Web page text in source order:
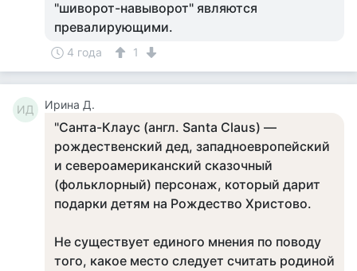
"шиворот-навыворот" являются
превалирующими.
4 года 1
ИД Ирина Д.
"Санта-Клаус (англ. Santa Claus) —
рождественский дед, западноевропейский
и североамериканский сказочный
(фольклорный) персонаж, который дарит
подарки детям на Рождество Христово.
Не существует единого мнения по поводу
того, какое место следует считать родиной